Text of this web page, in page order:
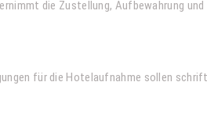
die Zustellung, Aufbewahrung
für die Hotelaufnahme sollen